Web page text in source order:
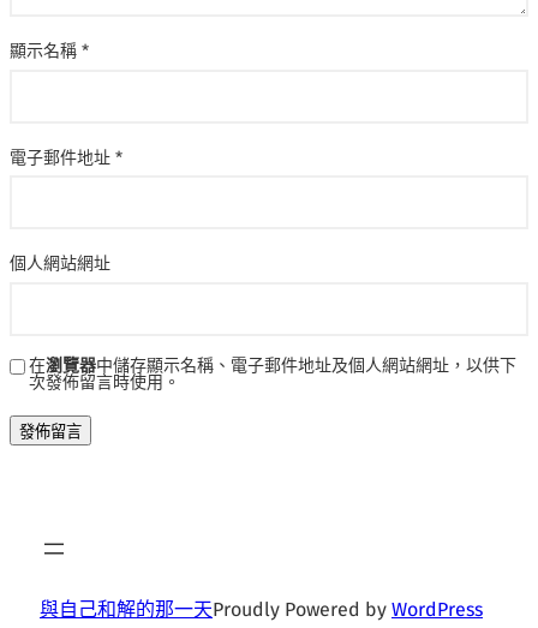
顯示名稱 *
電子郵件地址 *
個人網站網址
在瀏覽器中儲存顯示名稱、電子郵件地址及個人網站網址，以供下
次發佈留言時使用。
與自己和解的那一天Proudly Powered by WordPress